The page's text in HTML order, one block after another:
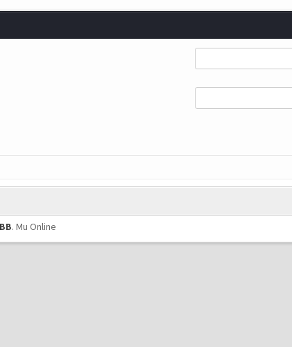
.Mu Online